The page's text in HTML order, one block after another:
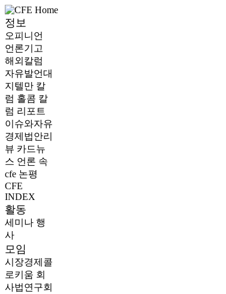
정보
오피니언
언론기고
해외칼럼
자유발언대
지텔만 칼
럼 홀콤 칼
럼 리포트
이슈와자유
경제법안리
뷰 카드뉴
스 언론 속
cfe 논평
CFE
INDEX
활동
세미나 행
사
모임
시장경제콜
로키움 회
사법연구회